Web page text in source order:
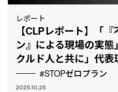
レポート
【CLPレポート】「
ン』による現場の実
クルド人と共に」代表
#STOPゼロプラン
2025.10.25